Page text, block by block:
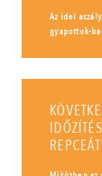
Az idei
gyapottok-